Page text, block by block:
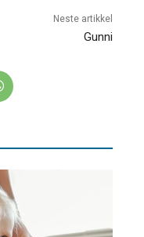
Neste artikkel
Gunni